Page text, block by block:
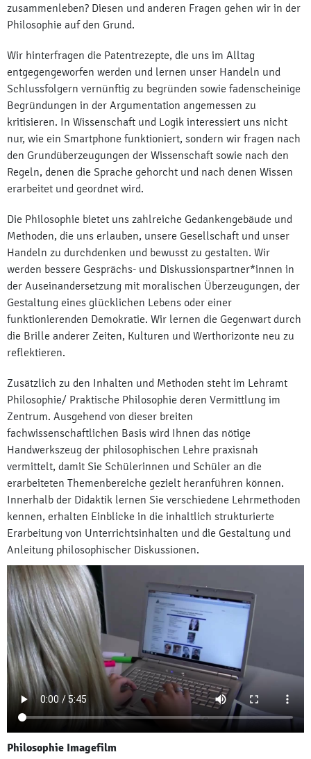
zusammenleben? Diesen und anderen Fragen gehen wir in der
Philosophie auf den Grund.
Wir hinterfragen die Patentrezepte, die uns im Alltag
entgegengeworfen werden und lernen unser Handeln und
Schlussfolgern vernünftig zu begründen sowie fadenscheinige
Begründungen in der Argumentation angemessen zu
kritisieren. In Wissenschaft und Logik interessiert uns nicht
nur, wie ein Smartphone funktioniert, sondern wir fragen nach
den Grundüberzeugungen der Wissenschaft sowie nach den
Regeln, denen die Sprache gehorcht und nach denen Wissen
erarbeitet und geordnet wird.
Die Philosophie bietet uns zahlreiche Gedankengebäude und
Methoden, die uns erlauben, unsere Gesellschaft und unser
Handeln zu durchdenken und bewusst zu gestalten. Wir
werden bessere Gesprächs- und Diskussionspartner*innen in
der Auseinandersetzung mit moralischen Überzeugungen, der
Gestaltung eines glücklichen Lebens oder einer
funktionierenden Demokratie. Wir lernen die Gegenwart durch
die Brille anderer Zeiten, Kulturen und Werthorizonte neu zu
reflektieren.
Zusätzlich zu den Inhalten und Methoden steht im Lehramt
Philosophie/ Praktische Philosophie deren Vermittlung im
Zentrum. Ausgehend von dieser breiten
fachwissenschaftlichen Basis wird Ihnen das nötige
Handwerkszeug der philosophischen Lehre praxisnah
vermittelt, damit Sie Schülerinnen und Schüler an die
erarbeiteten Themenbereiche gezielt heranführen können.
Innerhalb der Didaktik lernen Sie verschiedene Lehrmethoden
kennen, erhalten Einblicke in die inhaltlich strukturierte
Erarbeitung von Unterrichtsinhalten und die Gestaltung und
Anleitung philosophischer Diskussionen.
Philosophie Imagefilm